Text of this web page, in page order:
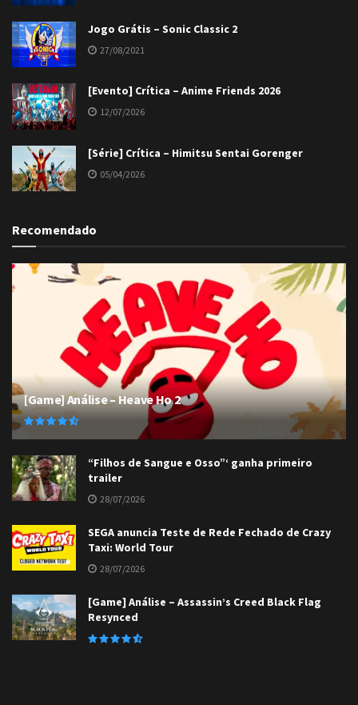
Jogo Grátis – Sonic Classic 2
27/08/2021
[Evento] Crítica – Anime Friends 2026
12/07/2026
[Série] Crítica – Himitsu Sentai Gorenger
05/04/2026
Recomendado
[Game] Análise – Heave Ho 2
“Filhos de Sangue e Osso”‘ ganha primeiro
trailer
28/07/2026
SEGA anuncia Teste de Rede Fechado de Crazy
Taxi: World Tour
28/07/2026
[Game] Análise – Assassin’s Creed Black Flag
Resynced